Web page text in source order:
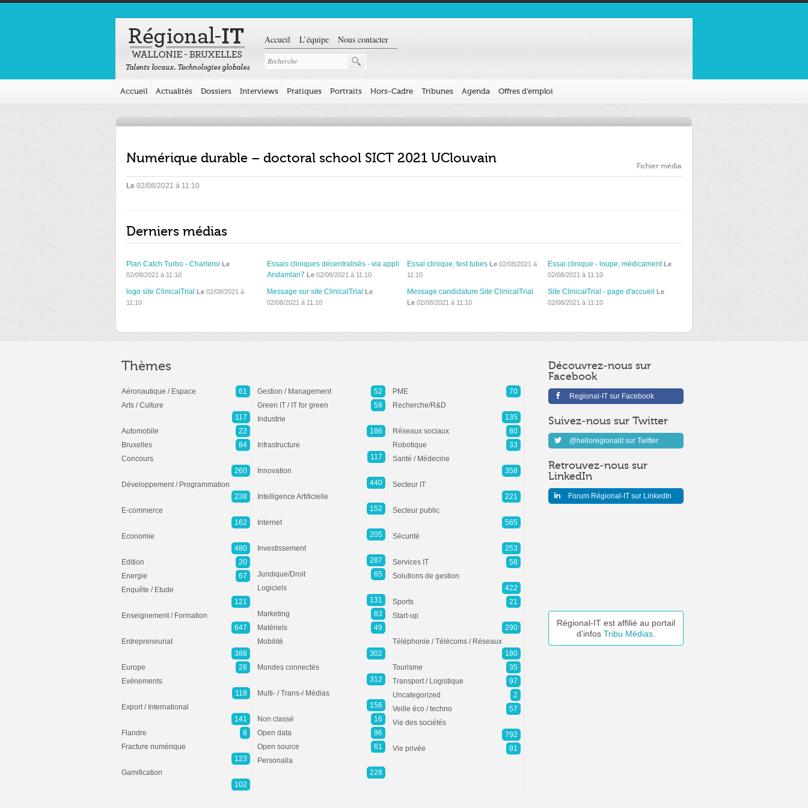
Accueil L’équipe Nous contacter
Accueil Actualités Dossiers Interviews Pratiques Portraits Hors-Cadre Tribunes Agenda Offres d’emploi
Numérique durable – doctoral school SICT 2021 UClouvain Fichier média
Le 02/08/2021 à 11:10
Derniers médias
Plan Catch Turbo - Charleroi Le
02/08/2021 à 11:10
Essais cliniques décentralisés - via appli
Andamlan7 Le02/08/2021 à 11:10
Essai clinique, test tubes Le 02/08/2021 à
11:10
Essai clinique - loupe, médicament Le
02/08/2021 à 11:10
logo site ClinicalTrial Le 02/08/2021 à
11:10
Message sur site ClinicalTrial Le
02/08/2021 à 11:10
Message candidature Site ClinicalTrial
Le 02/08/2021 à 11:10
Site ClinicalTrial - page d'accueil Le
02/08/2021 à 11:10
Découvrez-nous sur
Facebook
Regional-IT sur Facebook
Suivez-nous sur Twitter
@helloregionalit sur Twitter
Retrouvez-nous sur
LinkedIn
Forum Régional-IT sur LinkedIn
Régional-IT est affilié au portail
d’infos Tribu Médias
Thèmes
Aéronautique / Espace
61
Arts / Culture
117
Automobile
22
Bruxelles
84
Concours
260
Développement / Programmation
238
E-commerce
162
Economie
480
Edition
20
Energie
67
Enquête / Etude
121
Enseignement / Formation
647
Entrepreneuriat
388
Europe
28
Evénements
118
Export / International
141
Flandre
8
Fracture numérique
123
Gamification
102
Gestion / Management
52
Green IT / IT for green
58
Industrie
186
Infrastructure
117
Innovation
440
Intelligence Artificielle
152
Internet
205
Investissement
287
Juridique/Droit
65
Logiciels
131
Marketing
83
Matériels
49
Mobilité
302
Mondes connectés
312
Multi- / Trans-/ Médias
156
Non classé
16
Open data
96
Open source
61
Personalia
228
PME
70
Recherche/R&D
135
Réseaux sociaux
80
Robotique
33
Santé / Médecine
358
Secteur IT
221
Secteur public
565
Sécurité
253
Services IT
58
Solutions de gestion
422
Sports
21
Start-up
290
Téléphonie / Télécoms / Réseaux
180
Tourisme
35
Transport / Logistique
97
Uncategorized
2
Veille éco / techno
57
Vie des sociétés
792
Vie privée
91